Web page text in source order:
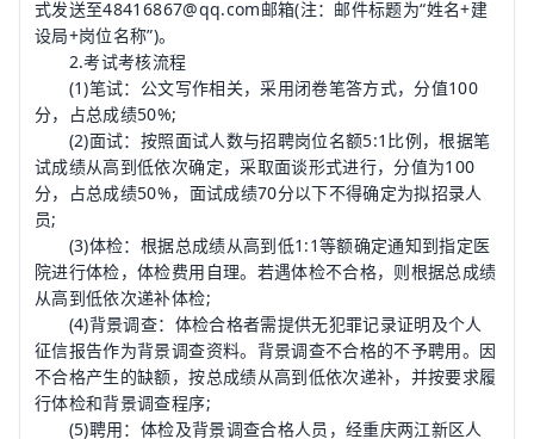
式发送至48416867@qq.com邮箱(注：邮件标题为“姓名+建
设局+岗位名称”)。
2.考试考核流程
(1)笔试：公文写作相关，采用闭卷笔答方式，分值100
分，占总成绩50%;
(2)面试：按照面试人数与招聘岗位名额5:1比例，根据笔
试成绩从高到低依次确定，采取面谈形式进行，分值为100
分，占总成绩50%，面试成绩70分以下不得确定为拟招录人
员;
(3)体检：根据总成绩从高到低1:1等额确定通知到指定医
院进行体检，体检费用自理。若遇体检不合格，则根据总成绩
从高到低依次递补体检;
(4)背景调查：体检合格者需提供无犯罪记录证明及个人
征信报告作为背景调查资料。背景调查不合格的不予聘用。因
不合格产生的缺额，按总成绩从高到低依次递补，并按要求履
行体检和背景调查程序;
(5)聘用：体检及背景调查合格人员，经重庆两江新区人